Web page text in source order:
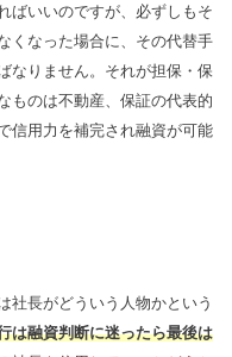
ばいいのですが、必ずしもそ
くなった場合に、その代替手
なりません。それが担保・保
ものは不動産、保証の代表的
信用力を補完され融資が可能
社長がどういう人物かという
は融資判断に迷ったら最後は